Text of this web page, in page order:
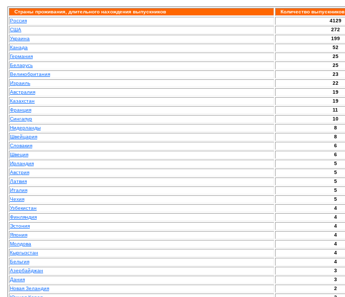
Страны проживания, длительного нахождения выпускников
Количество выпускников
Россия
4129
США
272
Украина
199
Канада
52
Германия
25
Беларусь
25
Великобритания
23
Израиль
22
Австралия
19
Казахстан
19
Франция
11
Сингапур
10
Нидерланды
8
Швейцария
8
Словакия
6
Швеция
6
Ирландия
5
Австрия
5
Латвия
5
Италия
5
Чехия
5
Узбекистан
4
Финляндия
4
Эстония
4
Япония
4
Молдова
4
Кыргызстан
4
Бельгия
4
Азербайджан
3
Дания
3
Новая Зеландия
2